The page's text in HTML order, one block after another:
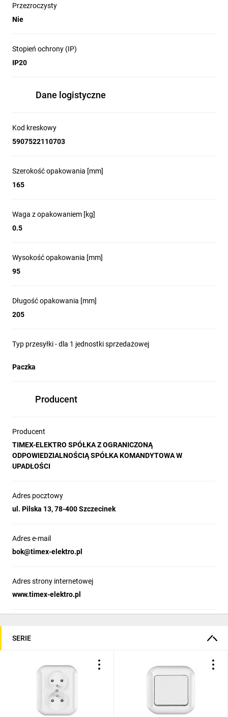
Przezroczysty
Nie
Stopień ochrony (IP)
IP20
Dane logistyczne
Kod kreskowy
5907522110703
Szerokość opakowania [mm]
165
Waga z opakowaniem [kg]
0.5
Wysokość opakowania [mm]
95
Długość opakowania [mm]
205
Typ przesyłki - dla 1 jednostki sprzedażowej
Paczka
Producent
Producent
TIMEX-ELEKTRO SPÓŁKA Z OGRANICZONĄ
ODPOWIEDZIALNOŚCIĄ SPÓŁKA KOMANDYTOWA W
UPADŁOŚCI
Adres pocztowy
ul. Pilska 13, 78-400 Szczecinek
Adres e-mail
bok@timex-elektro.pl
Adres strony internetowej
www.timex-elektro.pl
SERIE